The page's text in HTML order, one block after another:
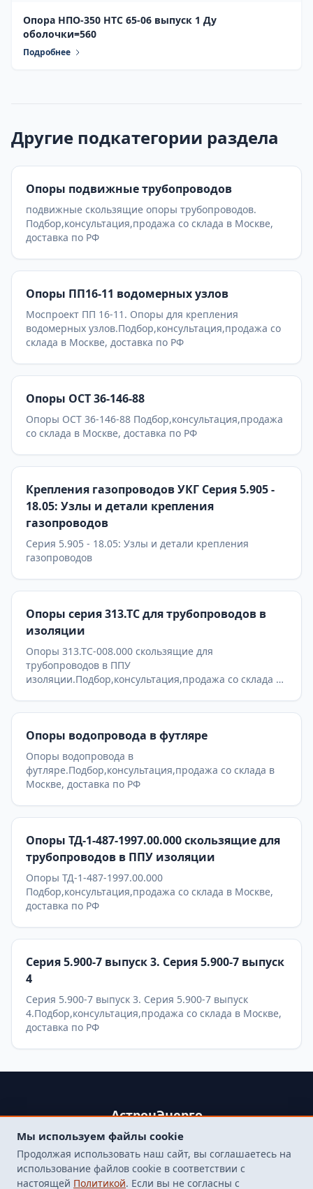
Опора НПО-350 НТС 65-06 выпуск 1 Ду
оболочки=560
Подробнее
Другие подкатегории раздела
Опоры подвижные трубопроводов
подвижные скользящие опоры трубопроводов.
Подбор,консультация,продажа со склада в Москве,
доставка по РФ
Опоры ПП16-11 водомерных узлов
Моспроект ПП 16-11. Опоры для крепления
водомерных узлов.Подбор,консультация,продажа со
склада в Москве, доставка по РФ
Опоры ОСТ 36-146-88
Опоры ОСТ 36-146-88 Подбор,консультация,продажа
со склада в Москве, доставка по РФ
Крепления газопроводов УКГ Серия 5.905 -
18.05: Узлы и детали крепления
газопроводов
Серия 5.905 - 18.05: Узлы и детали крепления
газопроводов
Опоры серия 313.ТС для трубопроводов в
изоляции
Опоры 313.ТС-008.000 скользящие для
трубопроводов в ППУ
изоляции.Подбор,консультация,продажа со склада в
Опоры водопровода в футляре
Опоры водопровода в
футляре.Подбор,консультация,продажа со склада в
Москве, доставка по РФ
Опоры ТД-1-487-1997.00.000 скользящие для
трубопроводов в ППУ изоляции
Опоры ТД-1-487-1997.00.000
Подбор,консультация,продажа со склада в Москве,
доставка по РФ
Серия 5.900-7 выпуск 3. Серия 5.900-7 выпуск
4
Серия 5.900-7 выпуск 3. Серия 5.900-7 выпуск
4.Подбор,консультация,продажа со склада в Москве,
доставка по РФ
АстронЭнерго
+79250499357 , +74998417015
107564, г. Москва, пр-д Погонный, д. 1 к. 9, помещение 10Н.
Бесплатная доставка до терминала транспортной
Мы используем файлы cookie
Продолжая использовать наш сайт, вы соглашаетесь на
использование файлов cookie в соответствии с
настоящей Политикой. Если вы не согласны с